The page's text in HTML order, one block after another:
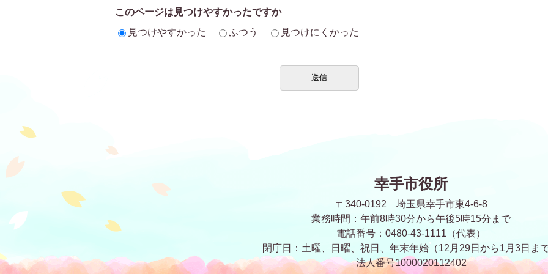
このページは見つけやすかったですか
見つけやすかった
ふつう 見つけにくかった
幸手市役所
〒340-0192 埼玉県幸手市東4-6-8
業務時間：午前8時30分から午後5時15分まで
電話番号：0480-43-1111（代表）
閉庁日：土曜、日曜、祝日、年末年始 （12月29日から1月3日ま
法人番号1000020112402